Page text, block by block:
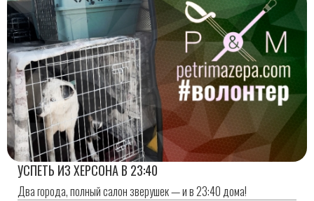
УСПЕТЬ ИЗ ХЕРСОНА В 23:40
Два города, полный салон зверушек — и в 23:40 дома!